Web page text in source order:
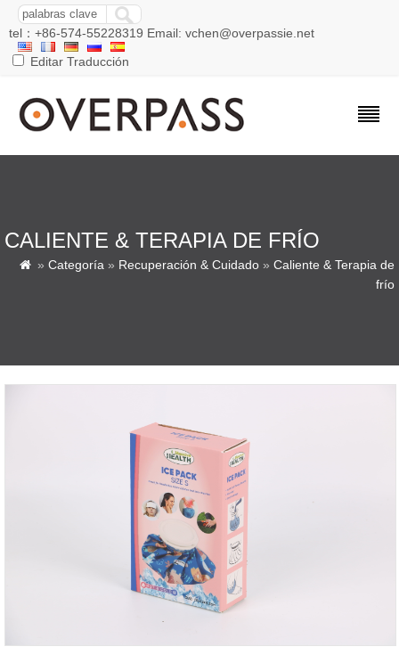
tel：+86-574-55228319 Email: vchen@overpassie.net
Editar Traducción
CALIENTE & TERAPIA DE FRÍO
 » Categoría » Recuperación & Cuidado » Caliente & Terapia de
frío